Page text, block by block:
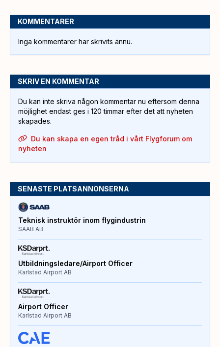
KOMMENTARER
Inga kommentarer har skrivits ännu.
SKRIV EN KOMMENTAR
Du kan inte skriva någon kommentar nu eftersom denna
möjlighet endast ges i 120 timmar efter det att nyheten
skapades.
Du kan skapa en egen tråd i vårt Flygforum om
nyheten
SENASTE PLATSANNONSERNA
Teknisk instruktör inom flygindustrin
SAAB AB
Utbildningsledare/Airport Officer
Karlstad Airport AB
Airport Officer
Karlstad Airport AB